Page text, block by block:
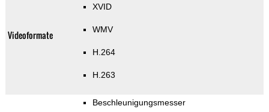
Videoformate
XVID
WMV
H.264
H.263
Beschleunigungsmesser